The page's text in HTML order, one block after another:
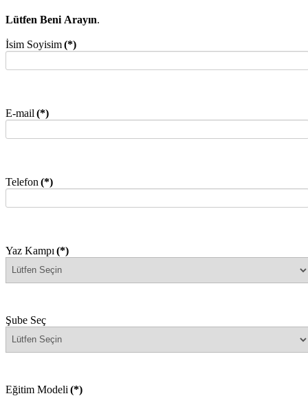
Lütfen Beni Arayın.
İsim Soyisim(*)
E-mail (*)
Telefon (*)
Yaz Kampı (*)
Şube Seç
Eğitim Modeli (*)